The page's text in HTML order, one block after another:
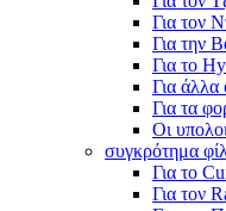
Για τον
Για την
Για το
Για άλλα
Για τα
Οι
συγκρότημα
Για το
Για τον